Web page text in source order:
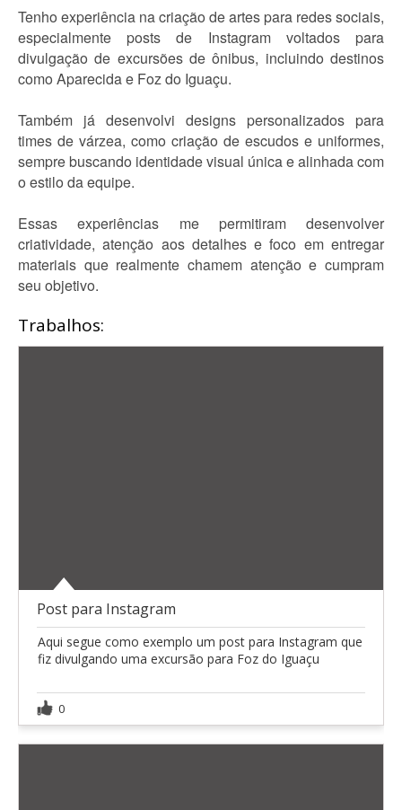
Tenho experiência na criação de artes para redes sociais,
especialmente posts de Instagram voltados para
divulgação de excursões de ônibus, incluindo destinos
como Aparecida e Foz do Iguaçu.
Também já desenvolvi designs personalizados para
times de várzea, como criação de escudos e uniformes,
sempre buscando identidade visual única e alinhada com
o estilo da equipe.
Essas experiências me permitiram desenvolver
criatividade, atenção aos detalhes e foco em entregar
materiais que realmente chamem atenção e cumpram
seu objetivo.
Trabalhos:
Post para Instagram
Aqui segue como exemplo um post para Instagram que
fiz divulgando uma excursão para Foz do Iguaçu
0